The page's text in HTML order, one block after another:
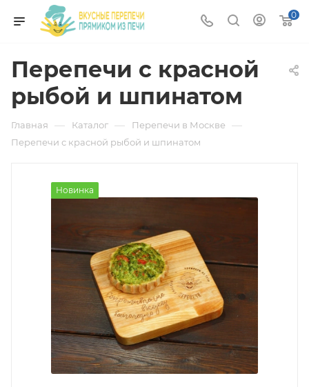
0
Перепечи с красной
рыбой и шпинатом
Главная — Каталог — Перепечи в Москве —
Перепечи с красной рыбой и шпинатом
Новинка